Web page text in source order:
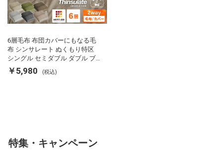
6層毛布 布団カバーにもなる毛
布 シンサレート ぬくもり特区
シングル セミダブル ダブル ブ
ランケット 掛け布団カバー フラ
ンネル 保温 蓄熱 吸湿 発熱 断熱
￥5,980 (税込)
特集・キャンペーン